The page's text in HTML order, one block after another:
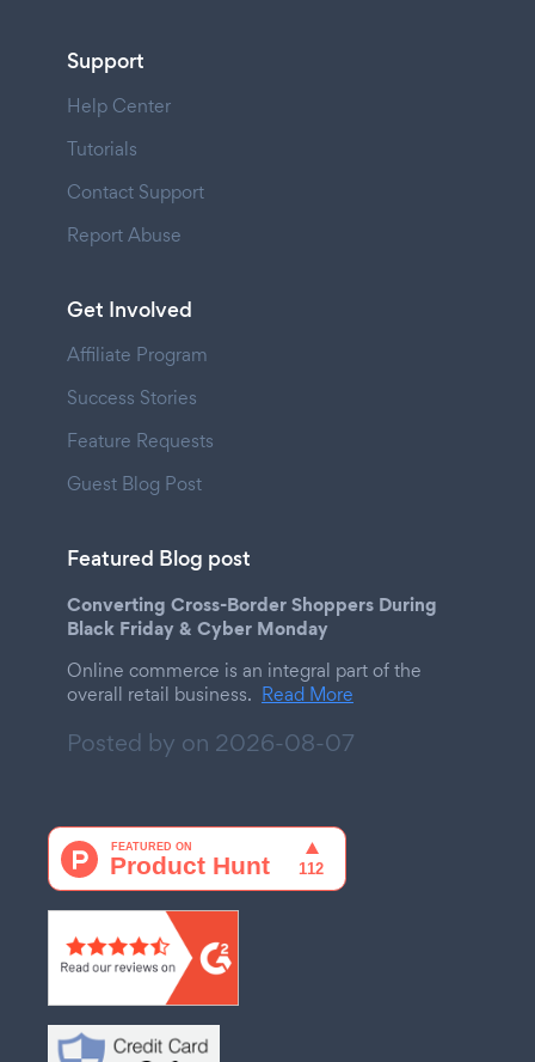
Support
Help Center
Tutorials
Contact Support
Report Abuse
Get Involved
Affiliate Program
Success Stories
Feature Requests
Guest Blog Post
Featured Blog post
Converting Cross-Border Shoppers During
Black Friday & Cyber Monday
Online commerce is an integral part of the
overall retail business. Read More
Posted by on 2026-08-07